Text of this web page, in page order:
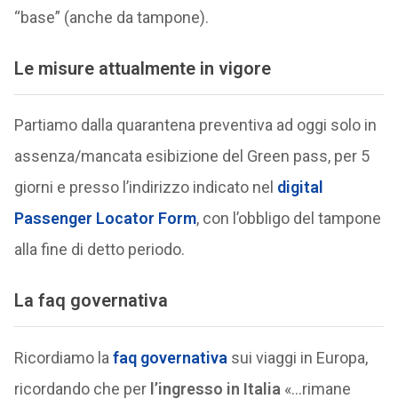
“base” (anche da tampone).
Le misure attualmente in vigore
Partiamo dalla quarantena preventiva ad oggi solo in
assenza/mancata esibizione del Green pass, per 5
giorni e presso l’indirizzo indicato nel digital
Passenger Locator Form, con l’obbligo del tampone
alla fine di detto periodo.
La faq governativa
Ricordiamo la faq governativa sui viaggi in Europa,
ricordando che per l’ingresso in Italia «…rimane